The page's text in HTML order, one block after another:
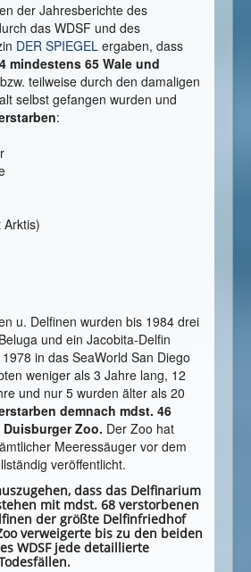
der Jahresberichte des
das WDSF und des
DER SPIEGEL ergaben, dass
mindestens 65 Wale und
teilweise durch den damaligen
selbst gefangen wurden und
:
Arktis)
u. Delfinen wurden bis 1984 drei
und ein Jacobita-Delfin
in das SeaWorld San Diego
weniger als 3 Jahre lang, 12
und nur 5 wurden älter als 20
demnach mdst. 46
Duisburger Zoo. Der Zoo hat
Meeressäuger vor dem
veröffentlicht.
dass das Delfinarium
mit mdst. 68 verstorbenen
der größte Delfinfriedhof
verweigerte bis zu den beiden
WDSF jede detaillierte